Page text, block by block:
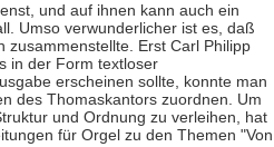
und auf ihnen kann auch ein
Umso verwunderlicher ist es, daß
zusammenstellte. Erst Carl Philipp
in der Form textloser
erscheinen sollte, konnte man
des Thomaskantors zuordnen. Um
und Ordnung zu verleihen, hat
für Orgel zu den Themen "Von